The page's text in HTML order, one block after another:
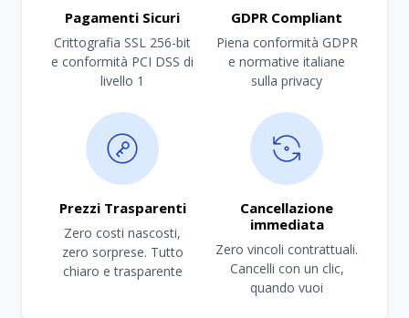
Pagamenti Sicuri
Crittografia SSL 256-bit
e conformità PCI DSS di
livello 1
GDPR Compliant
Piena conformità GDPR
e normative italiane
sulla privacy
Prezzi Trasparenti
Zero costi nascosti,
zero sorprese. Tutto
chiaro e trasparente
Cancellazione
immediata
Zero vincoli contrattuali.
Cancelli con un clic,
quando vuoi